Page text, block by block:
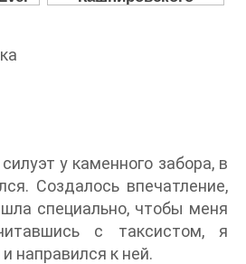
у каменного забора, в
Создалось впечатление,
специально, чтобы меня
с таксистом, я
направился к ней.